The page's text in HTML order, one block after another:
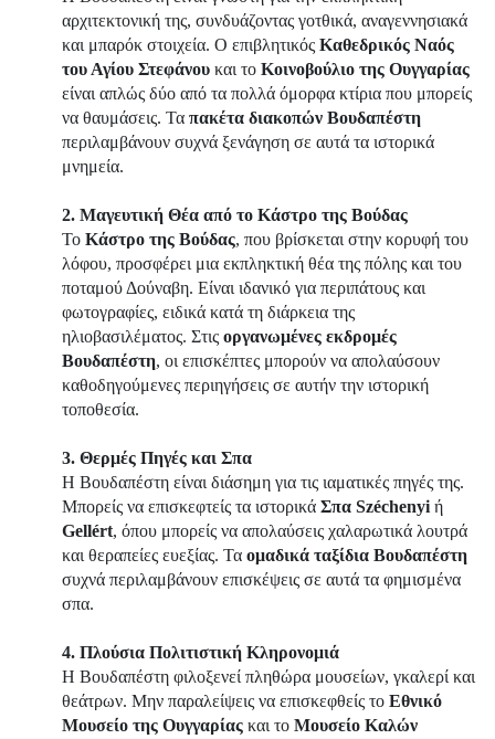
αρχιτεκτονική της, συνδυάζοντας γοτθικά, αναγεννησιακά
και μπαρόκ στοιχεία. Ο επιβλητικός Καθεδρικός Ναός
του Αγίου Στεφάνου και το Κοινοβούλιο της Ουγγαρίας
είναι απλώς δύο από τα πολλά όμορφα κτίρια που μπορείς
να θαυμάσεις. Τα πακέτα διακοπών Βουδαπέστη
περιλαμβάνουν συχνά ξενάγηση σε αυτά τα ιστορικά
μνημεία.
2. Μαγευτική Θέα από το Κάστρο της Βούδας
Το Κάστρο της Βούδας, που βρίσκεται στην κορυφή του
λόφου, προσφέρει μια εκπληκτική θέα της πόλης και του
ποταμού Δούναβη. Είναι ιδανικό για περιπάτους και
φωτογραφίες, ειδικά κατά τη διάρκεια της
ηλιοβασιλέματος. Στις οργανωμένες εκδρομές
Βουδαπέστη, οι επισκέπτες μπορούν να απολαύσουν
καθοδηγούμενες περιηγήσεις σε αυτήν την ιστορική
τοποθεσία.
3. Θερμές Πηγές και Σπα
Η Βουδαπέστη είναι διάσημη για τις ιαματικές πηγές της.
Μπορείς να επισκεφτείς τα ιστορικά Σπα Széchenyi ή
Gellért, όπου μπορείς να απολαύσεις χαλαρωτικά λουτρά
και θεραπείες ευεξίας. Τα ομαδικά ταξίδια Βουδαπέστη
συχνά περιλαμβάνουν επισκέψεις σε αυτά τα φημισμένα
σπα.
4. Πλούσια Πολιτιστική Κληρονομιά
Η Βουδαπέστη φιλοξενεί πληθώρα μουσείων, γκαλερί και
θεάτρων. Μην παραλείψεις να επισκεφθείς το Εθνικό
Μουσείο της Ουγγαρίας και το Μουσείο Καλών